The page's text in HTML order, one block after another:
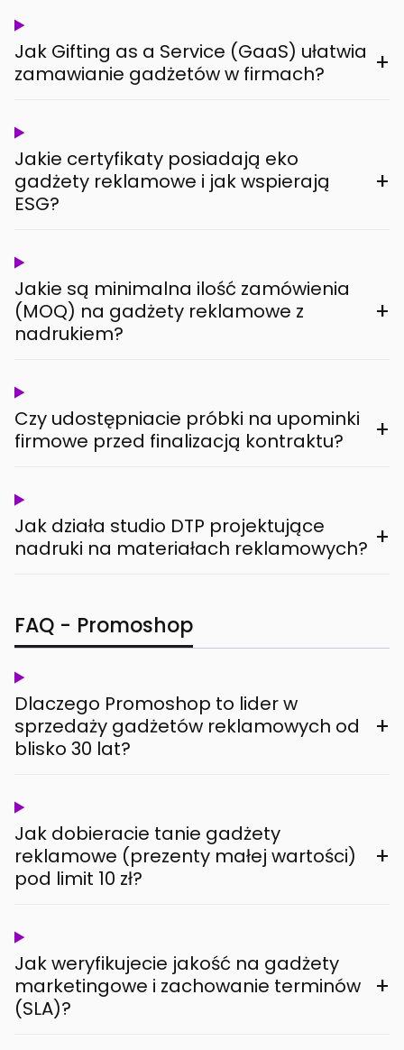
Jak Gifting as a Service (GaaS) ułatwia
zamawianie gadżetów w firmach?
+
Jakie certyfikaty posiadają eko
gadżety reklamowe i jak wspierają
ESG?
+
Jakie są minimalna ilość zamówienia
(MOQ) na gadżety reklamowe z
nadrukiem?
+
Czy udostępniacie próbki na upominki
firmowe przed finalizacją kontraktu?
+
Jak działa studio DTP projektujące
nadruki na materiałach reklamowych? +
FAQ - Promoshop
Dlaczego Promoshop to lider w
sprzedaży gadżetów reklamowych od
blisko 30 lat?
+
Jak dobieracie tanie gadżety
reklamowe (prezenty małej wartości)
pod limit 10 zł?
+
Jak weryfikujecie jakość na gadżety
marketingowe i zachowanie terminów
(SLA)?
+